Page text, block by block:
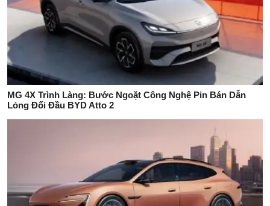
MG 4X Trình Làng: Bước Ngoặt Công Nghệ Pin Bán Dẫn
Lỏng Đối Đầu BYD Atto 2